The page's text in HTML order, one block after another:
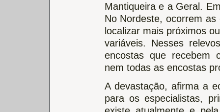
Mantiqueira e a Geral.
No Nordeste, ocorrem
localizar mais próximos
variáveis. Nesses
encostas que recebem
nem todas as encostas
A devastação, afirma a
para os especialistas,